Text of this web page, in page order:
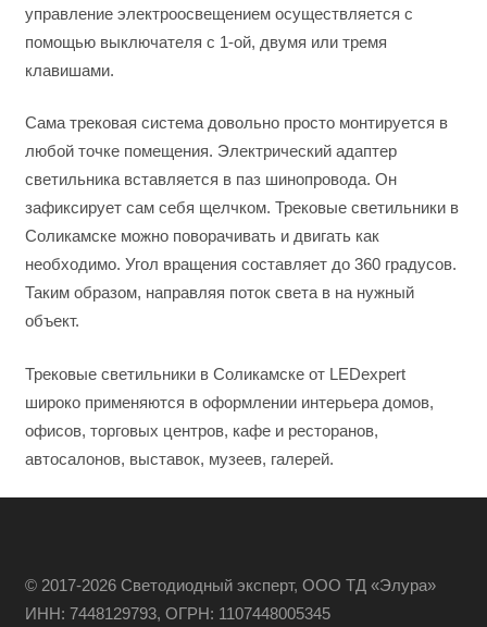
управление электроосвещением осуществляется с
помощью выключателя с 1-ой, двумя или тремя
клавишами.
Сама трековая система довольно просто монтируется в
любой точке помещения. Электрический адаптер
светильника вставляется в паз шинопровода. Он
зафиксирует сам себя щелчком. Трековые светильники в
Соликамске можно поворачивать и двигать как
необходимо. Угол вращения составляет до 360 градусов.
Таким образом, направляя поток света в на нужный
объект.
Трековые светильники в Соликамске от LEDexpert
широко применяются в оформлении интерьера домов,
офисов, торговых центров, кафе и ресторанов,
автосалонов, выставок, музеев, галерей.
© 2017-2026 Светодиодный эксперт, ООО ТД «Элура»
ИНН: 7448129793, ОГРН: 1107448005345